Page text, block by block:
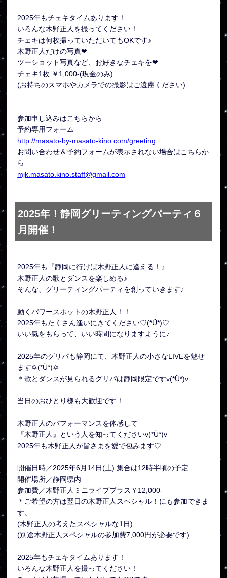
2025年もチェキタイムあります！
いろんな木野正人を撮ってください！
チェキは何枚撮っていただいてもOKです♪
木野正人だけの写真❤
ツーショット写真など、お好きなチェキを❤︎
チェキ1枚 ￥1,000-(現金のみ)
(お持ちのスマホやカメラでの撮影はご遠慮ください)
参加申し込みはこちらから
予約専用フォーム
http://masato-by-masato-kino.com/greeting
お問い合わせ＆予約フォームが表示されない場合はこちらか
ら
mjk.masato.kino.staff@gmail.com
2025年！静岡グリーティングパーティ６
月開催！
2025年も『静岡に行けば木野正人に逢える！』
木野正人の歌とダンスを楽しめる♪
そんな、グリーティングパーティを創っていきます♪
動くパワースポットの木野正人！！
2025年もたくさん逢いにきてください♡(*Ü*)♡
いい氣をもらって、いい時間になりますように♪
2025年のグリパも静岡にて、木野正人の小さなLIVEを魅せ
ます✡(*Ü*)✡
＊歌とダンスが見られるグリパは静岡限定ですv(*Ü*)v
当日のおひとり様も大歓迎です！
木野正人のパフォーマンスを体感して
『木野正人』という人を知ってくださいv(*Ü*)v
2025年も木野正人が皆さまを愛で包みます♡
開催日時／2025年6月14日(土) 集合は12時半頃の予定
開催場所／静岡県内
参加費／木野正人ミニライブプラス￥12,000-
＊ご希望の方は翌日の木野正人スペシャル！にも参加できま
す。
(木野正人の考えたスペシャルな1日)
(別途木野正人スペシャルの参加費7,000円が必要です)
2025年もチェキタイムあります！
いろんな木野正人を撮ってください！